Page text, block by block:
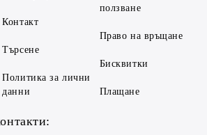
Контакт
Търсене
Политика за лични
данни
ползване
Право на връщане
Бисквитки
Плащане